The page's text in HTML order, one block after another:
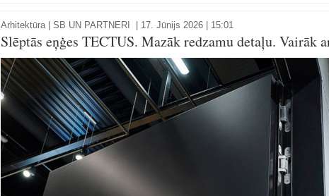
Arhitektūra| SB UN PARTNERI 17. Jūnijs 2026 | 15:01
Slēptās eņģes TECTUS. Mazāk redzamu detaļu. Vairāk